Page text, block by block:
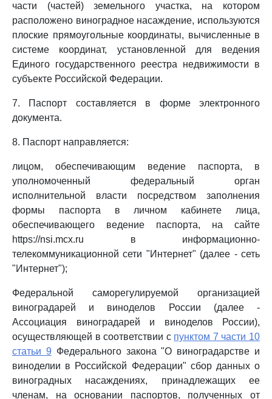
части (частей) земельного участка, на котором
расположено виноградное насаждение, используются
плоские прямоугольные координаты, вычисленные в
системе координат, установленной для ведения
Единого государственного реестра недвижимости в
субъекте Российской Федерации.
7. Паспорт составляется в форме электронного
документа.
8. Паспорт направляется:
лицом, обеспечивающим ведение паспорта, в
уполномоченный федеральный орган
исполнительной власти посредством заполнения
формы паспорта в личном кабинете лица,
обеспечивающего ведение паспорта, на сайте
https://nsi.mcx.ru в информационно-
телекоммуникационной сети "Интернет" (далее - сеть
"Интернет");
Федеральной саморегулируемой организацией
виноградарей и виноделов России (далее -
Ассоциация виноградарей и виноделов России),
осуществляющей в соответствии с пунктом 7 части 10
статьи 9 Федерального закона "О виноградарстве и
виноделии в Российской Федерации" сбор данных о
виноградных насаждениях, принадлежащих ее
членам, на основании паспортов, полученных от